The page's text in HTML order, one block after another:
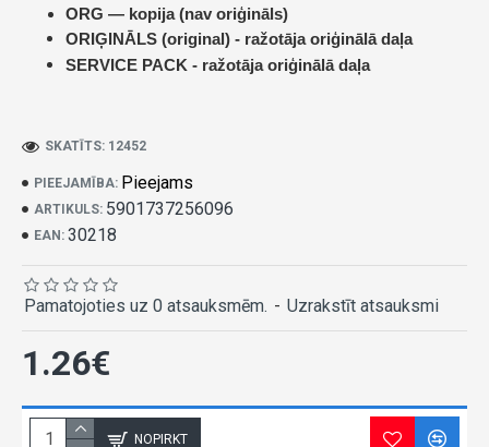
ORG — kopija (nav oriģināls)
ORIĢINĀLS (original) - ražotāja oriģinālā daļa
SERVICE PACK - ražotāja oriģinālā daļa
PIEEJAMĪBA: Pieejams
ARTIKULS: 5901737256096
EAN: 30218
SKATĪTS: 12452
Pamatojoties uz 0 atsauksmēm. - Uzrakstīt atsauksmi
1.26€
NOPIRKT